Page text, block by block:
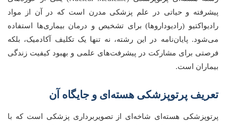
پیشرفته و حیاتی در علم پزشکی مدرن است که در آن از مواد
رادیواکتیو (رادیوداروها) برای تشخیص و درمان بیماری‌ها استفاده
می‌شود. پایان‌نامه در این رشته، نه تنها یک تکلیف آکادمیک، بلکه
فرصتی برای مشارکت در پیشرفت‌های علمی و بهبود کیفیت زندگی
بیماران است.
تعریف پرتوپزشکی هسته‌ای و جایگاه آن
پرتوپزشکی هسته‌ای شاخه‌ای از تصویربرداری پزشکی است که با